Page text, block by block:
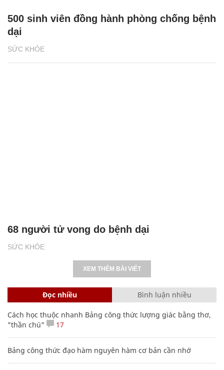
SỨC KHỎE
500 sinh viên đồng hành phòng chống bệnh
dại
SỨC KHỎE
68 người tử vong do bệnh dại
XEM THÊM BÀI VIẾT
Đọc nhiều Bình luận nhiều
Cách học thuộc nhanh Bảng công thức lượng giác bằng thơ,
"thần chú"
17
Bảng công thức đạo hàm nguyên hàm cơ bản cần nhớ